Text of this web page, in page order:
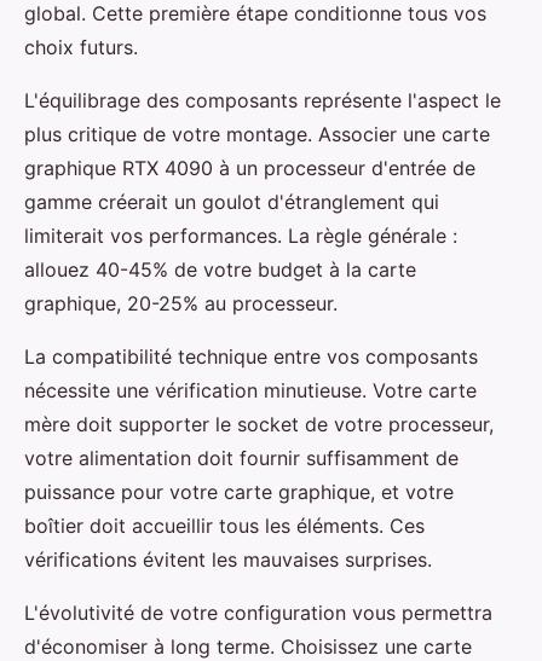
global. Cette première étape conditionne tous vos
choix futurs.
L'équilibrage des composants représente l'aspect le
plus critique de votre montage. Associer une carte
graphique RTX 4090 à un processeur d'entrée de
gamme créerait un goulot d'étranglement qui
limiterait vos performances. La règle générale :
allouez 40-45% de votre budget à la carte
graphique, 20-25% au processeur.
La compatibilité technique entre vos composants
nécessite une vérification minutieuse. Votre carte
mère doit supporter le socket de votre processeur,
votre alimentation doit fournir suffisamment de
puissance pour votre carte graphique, et votre
boîtier doit accueillir tous les éléments. Ces
vérifications évitent les mauvaises surprises.
L'évolutivité de votre configuration vous permettra
d'économiser à long terme. Choisissez une carte